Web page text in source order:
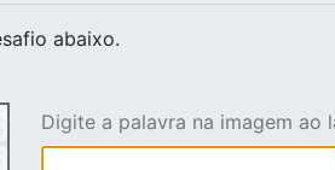
abaixo.
Digite a palavra na imagem ao